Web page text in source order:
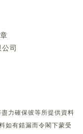
司
力確保彼等所提供資料
如有錯漏而令閣下蒙受